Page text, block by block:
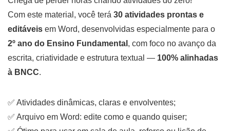
Com este material, você terá 30 atividades prontas e
editáveis em Word, desenvolvidas especialmente para o
2º ano do Ensino Fundamental , com foco no avanço da
escrita, criatividade e estrutura textual — 100% alinhadas
à BNCC.
✅ Atividades dinâmicas, claras e envolventes;
✅ Arquivo em Word: edite como e quando quiser;